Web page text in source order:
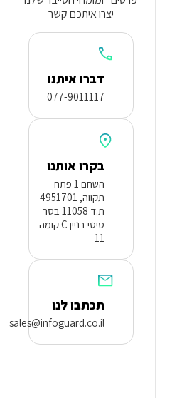
יצרו איתכם קשר
דברו איתנו
077-9011117
בקרו אותנו
השחם 1 פתח
תקווה, 4951701
ת.ד 11058 בסר
סיטי בניין C קומה
11
תכתבו לנו
sales@infoguard.co.il